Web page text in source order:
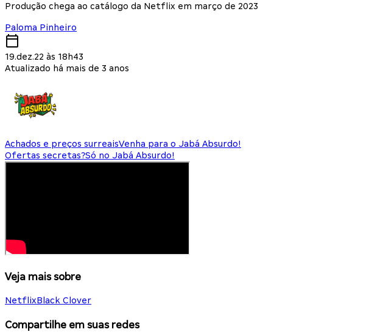
Produção chega ao catálogo da Netflix em março de 2023
Paloma Pinheiro
19.dez.22 às 18h43
Atualizado há mais de 3 anos
Achados e preços surreaisVenha para o Jabá Absurdo!
Ofertas secretas?Só no Jabá Absurdo!
Veja mais sobre
NetflixBlack Clover
Compartilhe em suas redes